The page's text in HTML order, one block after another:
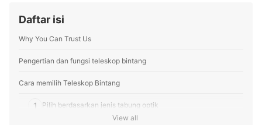
Daftar isi
Why You Can Trust Us
Pengertian dan fungsi teleskop bintang
Cara memilih Teleskop Bintang
1 Pilih berdasarkan jenis tabung optik
View all